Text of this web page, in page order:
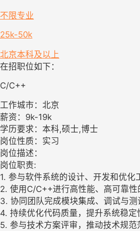
不限专业
25k-50k
北京本科及以上
在招职位如下：
C/C++
工作城市：北京
薪资：9k-19k
学历要求：本科,硕士,博士
岗位性质：实习
岗位描述：
岗位职责:
1. 参与软件系统的设计、开发和优化
2. 使用C/C++进行高性能、高可靠性
3. 协同团队完成模块集成、调试与测
4. 持续优化代码质量，提升系统稳定
5. 参与技术方案评审，推动技术规范